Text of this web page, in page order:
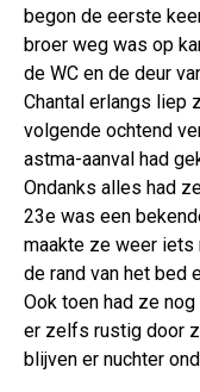
begon de eerste
broer weg was op
de WC en de deur
Chantal erlangs liep
volgende ochtend
astma-aanval had
Ondanks alles had
23e was een
maakte ze weer iets
de rand van het bed
Ook toen had ze
er zelfs rustig door
blijven er nuchter